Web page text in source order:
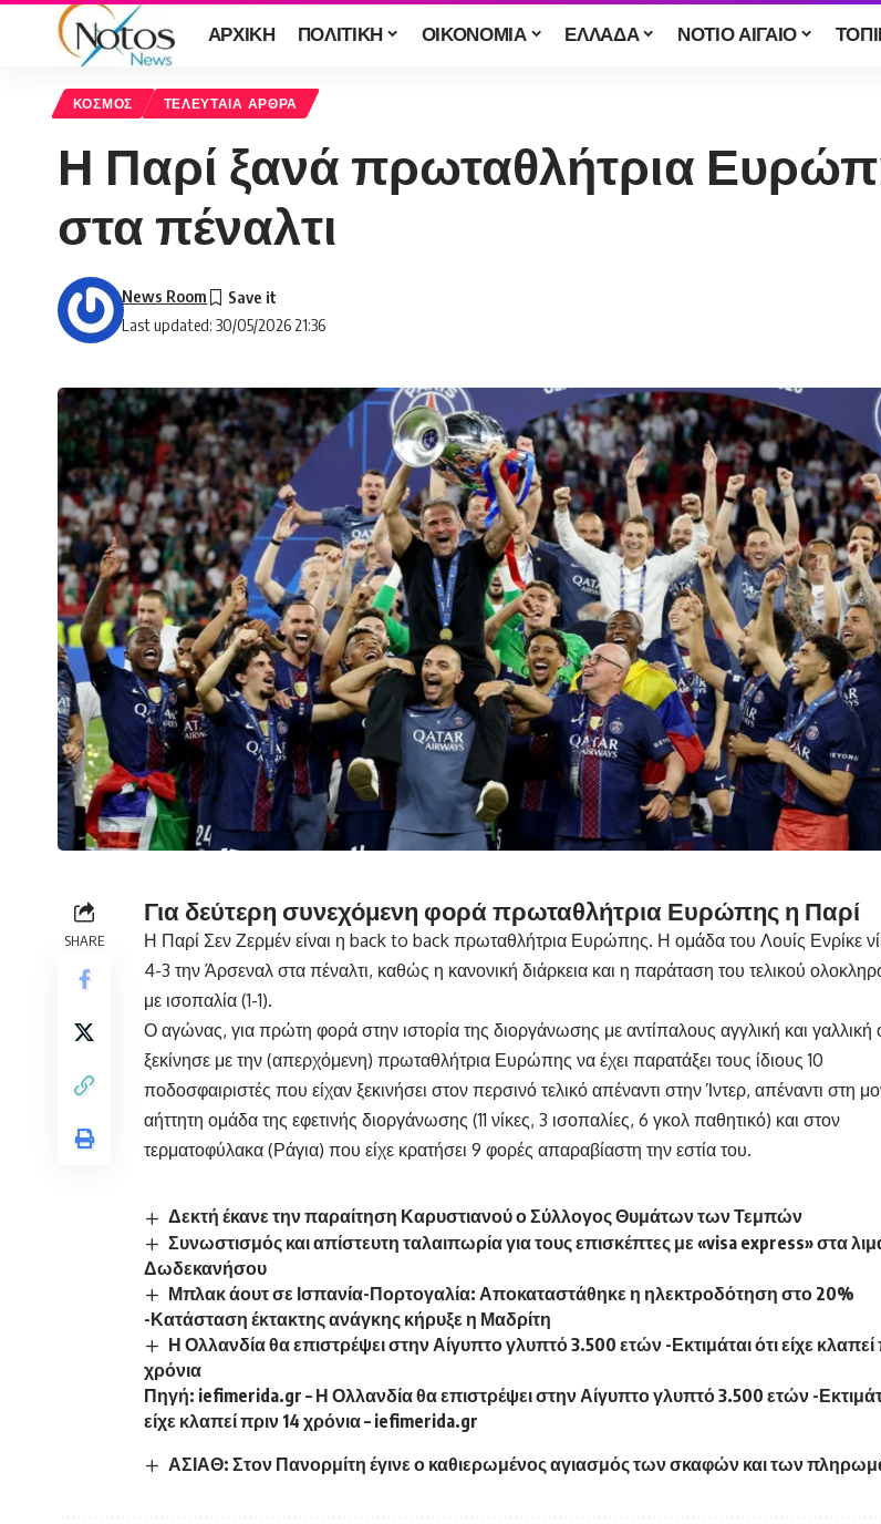
ΑΡΧΙΚΗ ΠΟΛΙΤΙΚΗ ΟΙΚΟΝΟΜΙΑ ΕΛΛΑΔΑ ΝΟΤΙΟ ΑΙΓΑΙΟ
ΚΟΣΜΟΣ ΤΕΛΕΥΤΑΙΑ ΑΡΘΡΑ
Η Παρί ξανά πρωταθλήτρια
στα πέναλτι
Last updated: 30/05/2026 21:36
News Room
SHARE
Για δεύτερη συνεχόμενη φορά πρωταθλήτρια Ευρώπης η Παρί
Η Παρί Σεν Ζερμέν είναι η back to back πρωταθλήτρια Ευρώπης. Η ομάδα του Λουίς Ενρίκε
4-3 την Άρσεναλ στα πέναλτι, καθώς η κανονική διάρκεια και η παράταση του τελικού
με ισοπαλία (1-1).
Ο αγώνας, για πρώτη φορά στην ιστορία της διοργάνωσης με αντίπαλους αγγλική και γαλλική
ξεκίνησε με την (απερχόμενη) πρωταθλήτρια Ευρώπης να έχει παρατάξει τους ίδιους 10
ποδοσφαιριστές που είχαν ξεκινήσει στον περσινό τελικό απέναντι στην Ίντερ, απέναντι στη
αήττητη ομάδα της εφετινής διοργάνωσης (11 νίκες, 3 ισοπαλίες, 6 γκολ παθητικό) και στον
τερματοφύλακα (Ράγια) που είχε κρατήσει 9 φορές απαραβίαστη την εστία του.
Δεκτή έκανε την παραίτηση Καρυστιανού ο Σύλλογος Θυμάτων των Τεμπών
Συνωστισμός και απίστευτη ταλαιπωρία για τους επισκέπτες με «visa express» στα
Δωδεκανήσου
Μπλακ άουτ σε Ισπανία-Πορτογαλία: Αποκαταστάθηκε η ηλεκτροδότηση στο 20%
-Κατάσταση έκτακτης ανάγκης κήρυξε η Μαδρίτη
Η Ολλανδία θα επιστρέψει στην Αίγυπτο γλυπτό 3.500 ετών -Εκτιμάται ότι είχε κλαπεί
χρόνια
Πηγή: iefimerida.gr – Η Ολλανδία θα επιστρέψει στην Αίγυπτο γλυπτό 3.500 ετών -
είχε κλαπεί πριν 14 χρόνια – iefimerida.gr
ΑΣΙΑΘ: Στον Πανορμίτη έγινε ο καθιερωμένος αγιασμός των σκαφών και των